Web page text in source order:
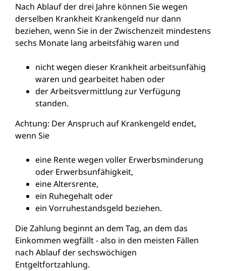
Nach Ablauf der drei Jahre können Sie wegen
derselben Krankheit Krankengeld nur dann
beziehen, wenn Sie in der Zwischenzeit mindestens
sechs Monate lang arbeitsfähig waren und
nicht wegen dieser Krankheit arbeitsunfähig
waren und gearbeitet haben oder
der Arbeitsvermittlung zur Verfügung
standen.
Achtung: Der Anspruch auf Krankengeld endet,
wenn Sie
eine Rente wegen voller Erwerbsminderung
oder Erwerbsunfähigkeit,
eine Altersrente,
ein Ruhegehalt oder
ein Vorruhestandsgeld beziehen.
Die Zahlung beginnt an dem Tag, an dem das
Einkommen wegfällt - also in den meisten Fällen
nach Ablauf der sechswöchigen
Entgeltfortzahlung.